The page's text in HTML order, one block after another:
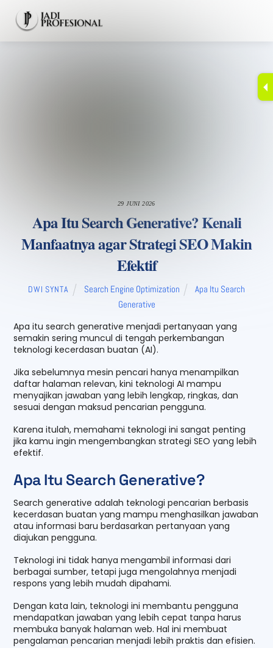
content
29 JUNI 2026
Apa Itu Search Generative? Kenali
Manfaatnya agar Strategi SEO Makin
Efektif
DWI SYNTA Search Engine Optimization
Apa Itu Search
Generative
Apa itu search generative menjadi pertanyaan yang
semakin sering muncul di tengah perkembangan
teknologi kecerdasan buatan (AI).
Jika sebelumnya mesin pencari hanya menampilkan
daftar halaman relevan, kini teknologi AI mampu
menyajikan jawaban yang lebih lengkap, ringkas, dan
sesuai dengan maksud pencarian pengguna.
Karena itulah, memahami teknologi ini sangat penting
jika kamu ingin mengembangkan strategi SEO yang lebih
efektif.
Apa Itu Search Generative?
Search generative adalah teknologi pencarian berbasis
kecerdasan buatan yang mampu menghasilkan jawaban
atau informasi baru berdasarkan pertanyaan yang
diajukan pengguna.
Teknologi ini tidak hanya mengambil informasi dari
berbagai sumber, tetapi juga mengolahnya menjadi
respons yang lebih mudah dipahami.
Dengan kata lain, teknologi ini membantu pengguna
mendapatkan jawaban yang lebih cepat tanpa harus
membuka banyak halaman web. Hal ini membuat
pengalaman pencarian menjadi lebih praktis dan efisien.